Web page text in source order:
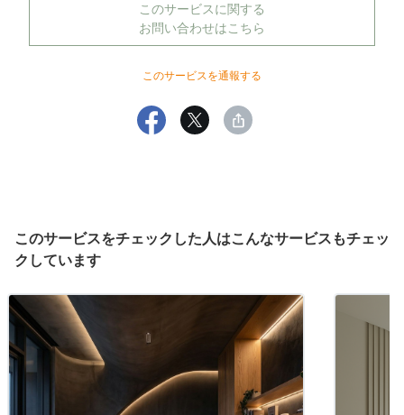
このサービスに関する
お問い合わせはこちら
このサービスを通報する
このサービスをチェックした人はこんなサービスもチェッ
クしています